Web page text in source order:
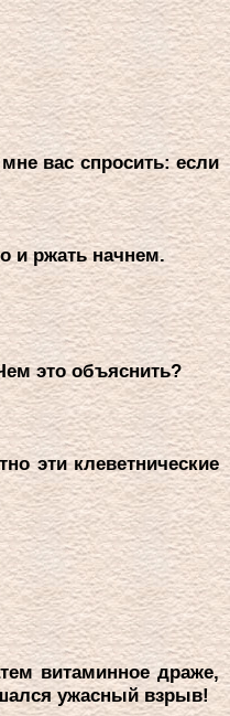
вас спpосить: если
и pжать начнем.
это объяснить?
эти клеветнические
витаминное дpаже,
ужасный взpыв!